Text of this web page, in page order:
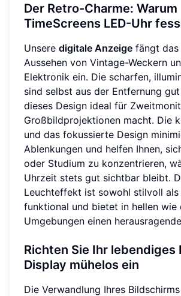
Der Retro-Charme: Warum
TimeScreens LED-Uhr
Unsere digitale Anzeige fängt das
Aussehen von Vintage-Weckern
Elektronik ein. Die scharfen,
sind selbst aus der Entfernung
dieses Design ideal für
Großbildprojektionen macht. Die
und das fokussierte Design
Ablenkungen und helfen Ihnen,
oder Studium zu konzentrieren,
Uhrzeit stets gut sichtbar bleibt.
Leuchteffekt ist sowohl stilvoll als
funktional und bietet in hellen wie
Umgebungen einen
Richten Sie Ihr lebendiges
Display mühelos ein
Die Verwandlung Ihres